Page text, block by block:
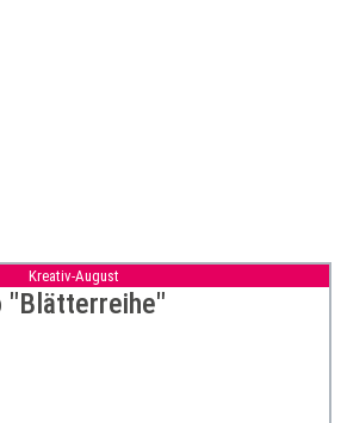
Kreativ-August
"Blätterreihe"